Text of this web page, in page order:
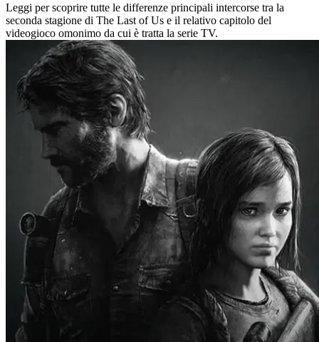
Leggi per scoprire tutte le differenze principali intercorse tra la
seconda stagione di The Last of Us e il relativo capitolo del
videogioco omonimo da cui è tratta la serie TV.